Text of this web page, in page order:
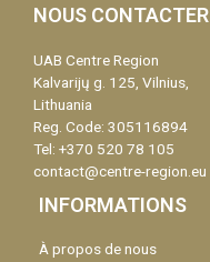
NOUS CONTACTER
UAB Centre Region
Kalvarijų g. 125, Vilnius,
Lithuania
Reg. Code: 305116894
Tel: +370 520 78 105
contact@centre-region.eu
INFORMATIONS
À propos de nous